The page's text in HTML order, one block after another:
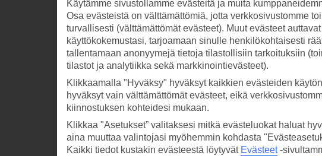
Käytämme sivustollamme evästeitä ja muita
Osa evästeistä on välttämättömiä, jotta verkkosivustomme
turvallisesti (välttämättömät evästeet). Muut evästeet
käyttökokemustasi, tarjoamaan sinulle henkilökohtaisesti
tallentamaan anonyymejä tietoja tilastollisiin tarkoituksiin
tilastot ja analytiikka sekä markkinointievästeet).
Klikkaamalla "Hyväksy" hyväksyt kaikkien evästeiden
hyväksyt vain välttämättömät evästeet, eikä
kiinnostuksen kohteidesi mukaan.
Klikkaa "Asetukset” valitaksesi mitkä evästeluokat haluat
aina muuttaa valintojasi myöhemmin kohdasta
Kaikki tiedot kustakin evästeestä löytyvät Evästeet-